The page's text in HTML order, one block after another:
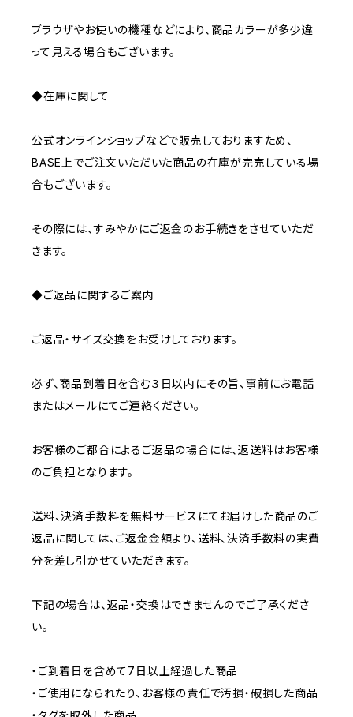
ブラウザやお使いの機種などにより、商品カラーが多少違
って見える場合もございます。
◆在庫に関して
公式オンラインショップなどで販売しておりますため、
BASE上でご注文いただいた商品の在庫が完売している場
合もございます。
その際には、すみやかにご返金のお手続きをさせていただ
きます。
◆ご返品に関するご案内
ご返品・サイズ交換をお受けしております。
必ず、商品到着日を含む３日以内にその旨、事前にお電話
またはメールにてご連絡ください。
お客様のご都合によるご返品の場合には、返送料はお客様
のご負担となります。
送料、決済手数料を無料サービスにてお届けした商品のご
返品に関しては、ご返金金額より、送料、決済手数料の実費
分を差し引かせていただきます。
下記の場合は、返品・交換はできませんのでご了承くださ
い。
・ご到着日を含めて7日以上経過した商品
・ご使用になられたり、お客様の責任で汚損・破損した商品